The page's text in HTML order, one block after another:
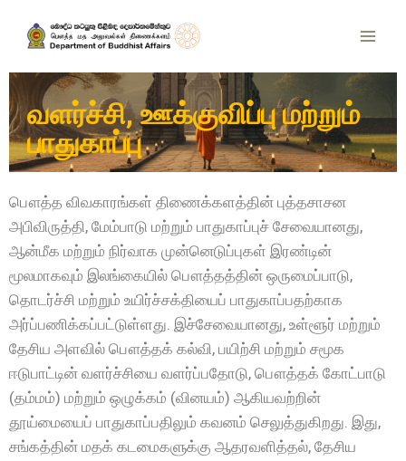
வளர்ச்சி, ஊக்குவிப்பு மற்றும்
பாதுகாப்பு
பௌத்த விவகாரங்கள் திணைக்களத்தின் புத்தசாசன
அபிவிருத்தி, மேம்பாடு மற்றும் பாதுகாப்புச் சேவையானது,
ஆன்மீக மற்றும் நிர்வாக முன்னெடுப்புகள் இரண்டின்
மூலமாகவும் இலங்கையில் பௌத்தத்தின் ஒருமைப்பாடு,
தொடர்ச்சி மற்றும் உயிர்ச்சக்தியைப் பாதுகாப்பதற்காக
அர்ப்பணிக்கப்பட்டுள்ளது. இச்சேவையானது, உள்ளூர் மற்றும்
தேசிய அளவில் பௌத்தக் கல்வி, பயிற்சி மற்றும் சமூக
ஈடுபாட்டின் வளர்ச்சியை வளர்ப்பதோடு, பௌத்தக் கோட்பாடு
(தம்மம்) மற்றும் ஒழுக்கம் (வினயம்) ஆகியவற்றின்
தூய்மையைப் பாதுகாப்பதிலும் கவனம் செலுத்துகிறது. இது,
சங்கத்தின் மதக் கடமைகளுக்கு ஆதரவளித்தல், தேசிய